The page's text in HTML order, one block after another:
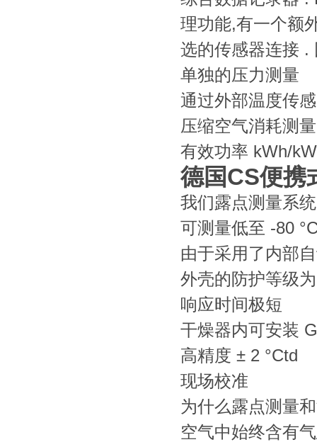
理功能,有一个额
选的传感器连接 .
单独的压力测量
通过外部温度传
压缩空气消耗测量
有效功率 kWh/kW
德国CS便携
我们露点测量系
可测量低至 -80
由于采用了内部
外壳的防护等级
响应时间极短
干燥器内可安装
高精度 ± 2 °Ctd
现场校准
为什么露点测量
空气中始终含有